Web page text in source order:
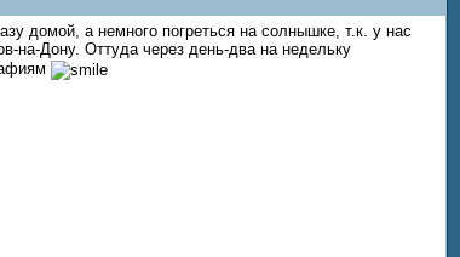
домой, а немного погреться на солнышке, т.к. у нас
на-Дону. Оттуда через день-два на недельку